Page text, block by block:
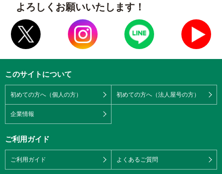
よろしくお願いいたします！
このサイトについて
初めての方へ（個人の方） 初めての方へ（法人屋号の方）
企業情報
ご利用ガイド
ご利用ガイド よくあるご質問